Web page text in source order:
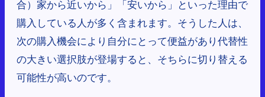
合）家から近いから」「安いから」といった理由で
購入している人が多く含まれます。そうした人は、
次の購入機会により自分にとって便益があり代替性
の大きい選択肢が登場すると、そちらに切り替える
可能性が高いのです。